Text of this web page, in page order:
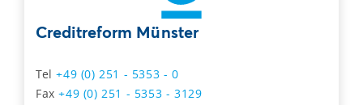
Creditreform Münster
Tel+49 (0) 251 - 5353 - 0
Fax+49 (0) 251 - 5353 - 3129